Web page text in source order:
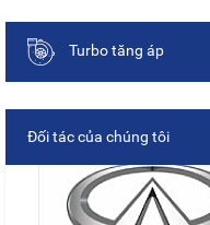
Turbo tăng áp
Đối tác của chúng tôi